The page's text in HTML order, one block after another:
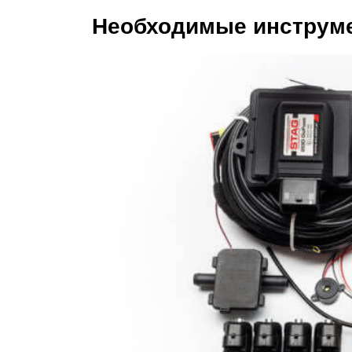
Необходимые